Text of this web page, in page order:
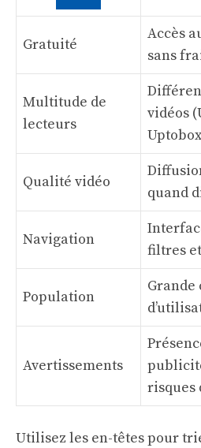
Gratuité
Accès
sans
Multitude de
lecteurs
vidéos
Qualité vidéo
quand
Navigation
filtres
Population
Grande
Avertissements
risques
Utilisez les en-têtes pour